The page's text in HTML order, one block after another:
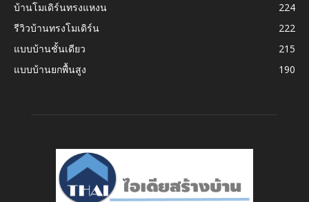
บ้านโมเดิร์นทรงแหงน
224
รีวิวบ้านทรงโมเดิร์น
222
แบบบ้านชั้นเดียว
215
แบบบ้านยกพื้นสูง
190